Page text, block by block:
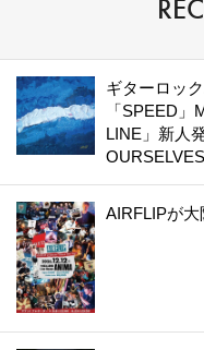
ギターロッ
「SPEED
LINE」新人
AIRFLIPが